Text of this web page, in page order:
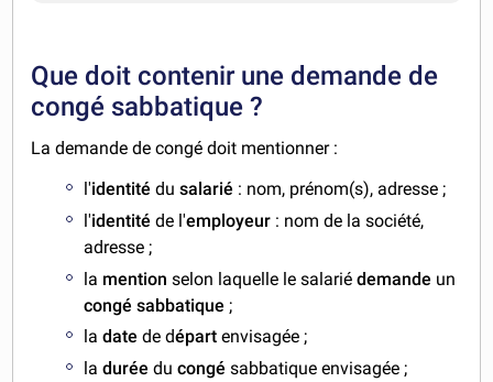
Que doit contenir une demande de
congé sabbatique ?
La demande de congé doit mentionner :
l'identité dusalarié : nom, prénom(s), adresse ;
l'identité de l'employeur : nom de la société,
adresse ;
la mentionselon laquelle le salariédemande un
congé sabbatique ;
la datede départ envisagée ;
ladurée du congé sabbatique envisagée ;